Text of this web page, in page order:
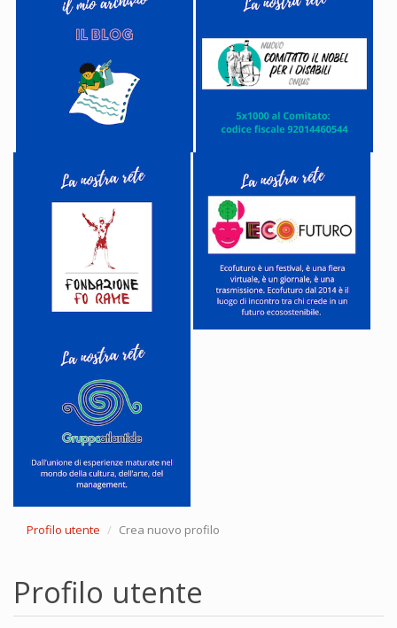
Profilo utente Crea nuovo profilo
Profilo utente